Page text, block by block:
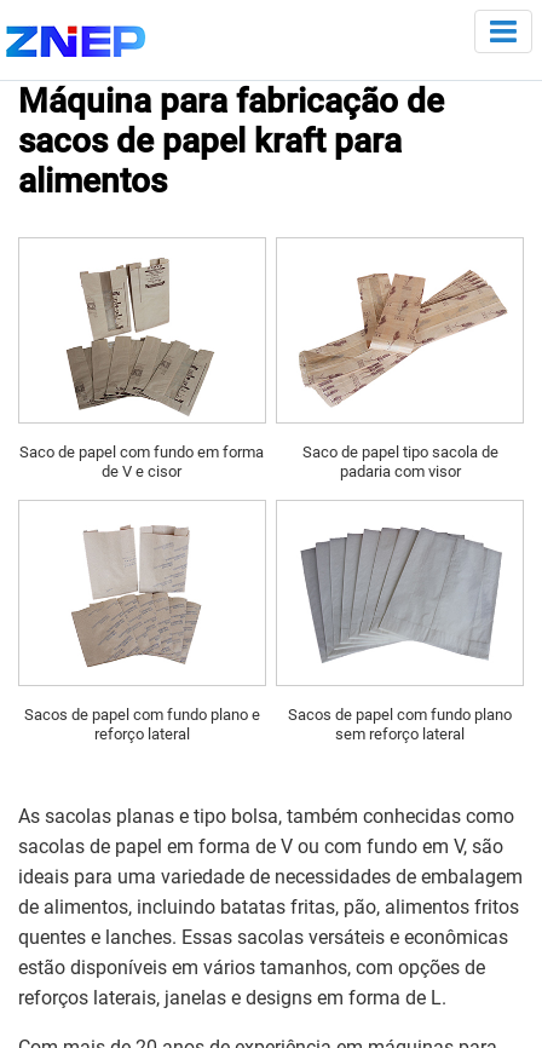
Máquina para fabricação de
sacos de papel kraft para
alimentos
Saco de papel com fundo em forma
de V e cisor
Saco de papel tipo sacola de
padaria com visor
Sacos de papel com fundo plano e
reforço lateral
Sacos de papel com fundo plano
sem reforço lateral
As sacolas planas e tipo bolsa, também conhecidas como
sacolas de papel em forma de V ou com fundo em V, são
ideais para uma variedade de necessidades de embalagem
de alimentos, incluindo batatas fritas, pão, alimentos fritos
quentes e lanches. Essas sacolas versáteis e econômicas
estão disponíveis em vários tamanhos, com opções de
reforços laterais, janelas e designs em forma de L.